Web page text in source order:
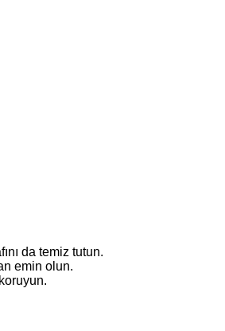
da temiz tutun.
emin olun.